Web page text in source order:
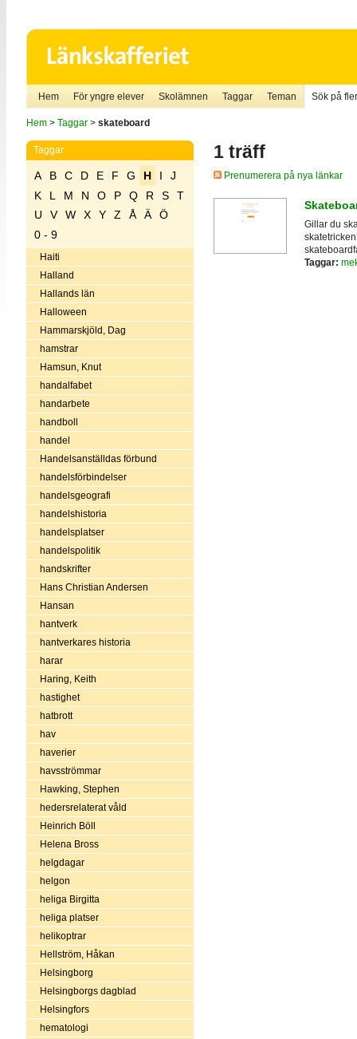
Hem För yngre elever Skolämnen Taggar Teman Sök på
Hem> Taggar> skateboard
Taggar
A B C D E F G H I
J
K
L M N O P Q R S
T
U
V W X Y Z Å Ä
Ö
0 - 9
Haiti
Halland
Hallands län
Halloween
Hammarskjöld, Dag
hamstrar
Hamsun, Knut
handalfabet
handarbete
handboll
handel
Handelsanställdas förbund
handelsförbindelser
handelsgeografi
handelshistoria
handelsplatser
handelspolitik
handskrifter
Hans Christian Andersen
Hansan
hantverk
hantverkares historia
harar
Haring, Keith
hastighet
hatbrott
hav
haverier
havsströmmar
Hawking, Stephen
hedersrelaterat våld
Heinrich Böll
Helena Bross
helgdagar
helgon
heliga Birgitta
heliga platser
helikoptrar
Hellström, Håkan
Helsingborg
Helsingborgs dagblad
Helsingfors
hematologi
1 träff
Prenumerera på nya länkar
Gillar du
Taggar: